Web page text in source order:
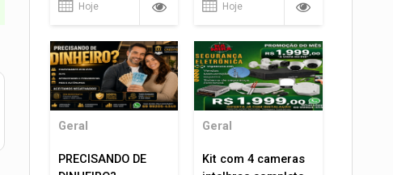
Hoje Hoje
Geral
PRECISANDO DE
Geral
Kit com 4 cameras